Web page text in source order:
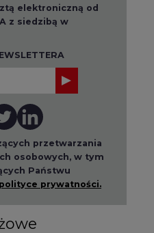
elektroniczną od
z siedzibą w
przetwarzania
osobowych, w tym
Państwu
polityce prywatności.